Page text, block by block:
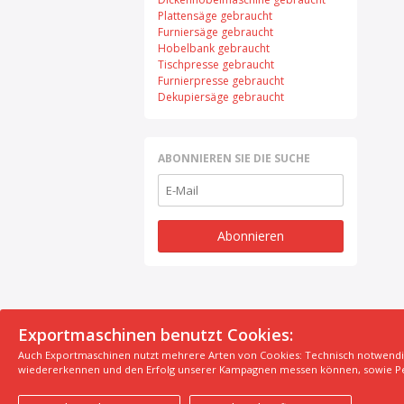
Plattensäge gebraucht
Furniersäge gebraucht
Hobelbank gebraucht
Tischpresse gebraucht
Furnierpresse gebraucht
Dekupiersäge gebraucht
ABONNIEREN SIE DIE SUCHE
Abonnieren
© 2026 Exportmaschinen.de
Exportmaschinen benutzt Cookies:
Auch Exportmaschinen nutzt mehrere Arten von Cookies: Technisch
wiedererkennen und den Erfolg unserer Kampagnen messen können, sowie